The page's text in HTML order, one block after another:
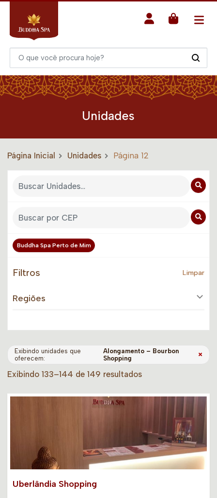
Unidades
Página Inicial Unidades Página 12
Buddha Spa Perto de Mim
Filtros Limpar
Regiões
Exibindo unidades que
oferecem:
Alongamento – Bourbon
Shopping
×
Exibindo 133–144 de 149 resultados
Uberlândia Shopping